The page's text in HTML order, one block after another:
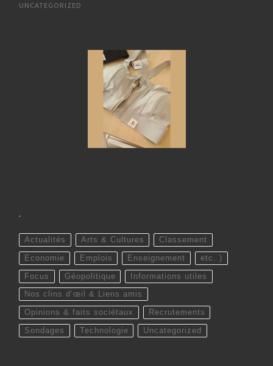
UNCATEGORIZED
.
Actualités Arts & Cultures Classement
Economie Emplois Enseignement etc..)
Focus Géopolitique Informations utiles
Nos clins d’œil & Liens amis
Opinions & faits sociétaux Recrutements
Sondages Technologie Uncategorized